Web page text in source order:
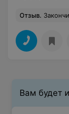
Отзыв. Закончила курсы продавца в
Вам будет